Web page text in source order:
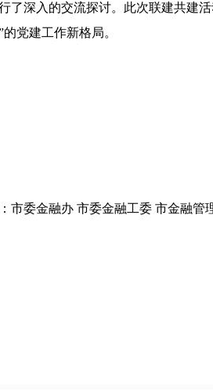
了深入的交流探讨。此次联建共建
的党建工作新格局。
市委金融办 市委金融工委 市金融管